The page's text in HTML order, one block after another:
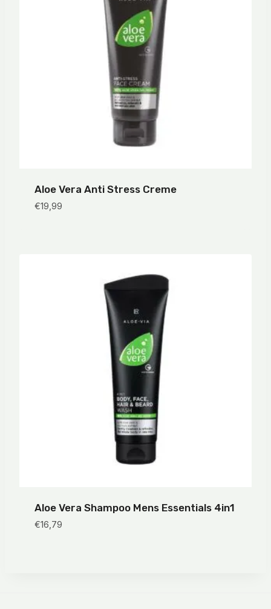
Aloe Vera Anti Stress Creme
€19,99
Aloe Vera Shampoo Mens Essentials 4in1
€16,79